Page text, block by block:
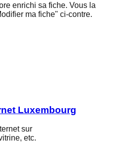
enrichi sa fiche. Vous la
ma fiche" ci-contre.
Luxembourg
sur
etc.